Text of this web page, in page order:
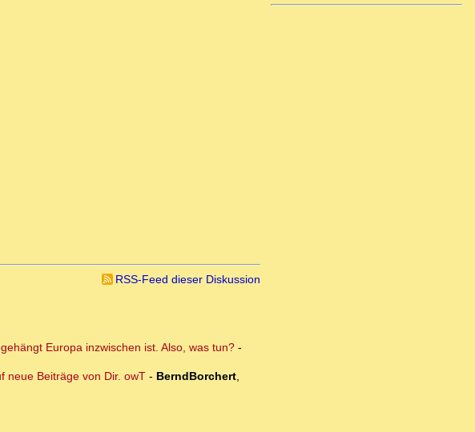
RSS-Feed dieser Diskussion
Europa inzwischen ist. Also, was tun?-
neue Beiträge von Dir. owT- BerndBorchert,